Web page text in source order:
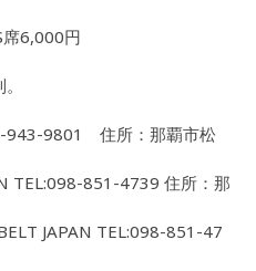
6,000円
943-9801 住所：那覇市松
TEL:098-851-4739 住所：那
JAPAN TEL:098-851-47